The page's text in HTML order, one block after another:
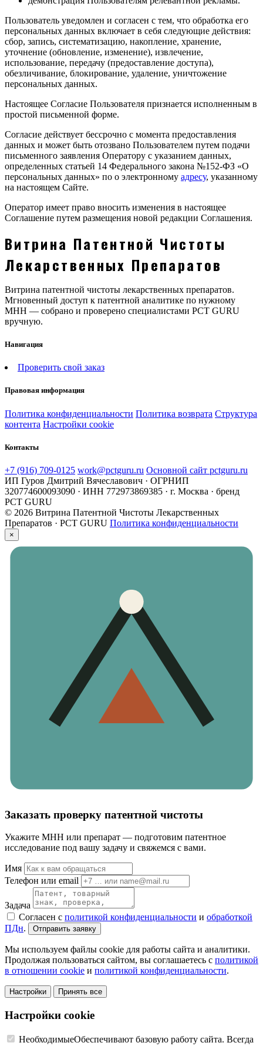
Пользователь уведомлен и согласен с тем, что обработка его
персональных данных включает в себя следующие действия:
сбор, запись, систематизацию, накопление, хранение,
уточнение (обновление, изменение), извлечение,
использование, передачу (предоставление доступа),
обезличивание, блокирование, удаление, уничтожение
персональных данных.
Настоящее Согласие Пользователя признается исполненным в
простой письменной форме.
Согласие действует бессрочно с момента предоставления
данных и может быть отозвано Пользователем путем подачи
письменного заявления Оператору с указанием данных,
определенных статьей 14 Федерального закона №152-ФЗ «О
персональных данных» по о электронному адресу, указанному
на настоящем Сайте.
Оператор имеет право вносить изменения в настоящее
Соглашение путем размещения новой редакции Соглашения.
Витрина Патентной Чистоты
Лекарственных Препаратов
Витрина патентной чистоты лекарственных препаратов.
Мгновенный доступ к патентной аналитике по нужному
МНН — собрано и проверено специалистами PCT GURU
вручную.
Навигация
Проверить свой заказ
Правовая информация
Политика конфиденциальности Политика возврата Структура
контента Настройки cookie
Контакты
+7 (916) 709-0125 work@pctguru.ru Основной сайт pctguru.ru
ИП Гуров Дмитрий Вячеславович · ОГРНИП
320774600093090 · ИНН 772973869385 · г. Москва · бренд
PCT GURU
© 2026 Витрина Патентной Чистоты Лекарственных
Препаратов · PCT GURU Политика конфиденциальности
×
Заказать проверку патентной чистоты
Укажите МНН или препарат — подготовим патентное
исследование под вашу задачу и свяжемся с вами.
Имя
Телефон или email
Задача
Согласен с политикой конфиденциальности и обработкой
ПДн. Отправить заявку
Мы используем файлы cookie для работы сайта и аналитики.
Продолжая пользоваться сайтом, вы соглашаетесь с политикой
в отношении cookie и политикой конфиденциальности.
Настройки Принять все
Настройки cookie
НеобходимыеОбеспечивают базовую работу сайта. Всегда